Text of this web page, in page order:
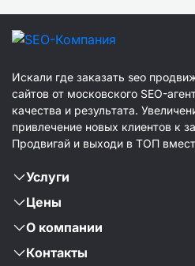
Искали где заказать seo
сайтов от московского SEO-
качества и результата.
привлечение новых клиентов к
Продвигай и выходи в ТОП
Услуги
Цены
О компании
Контакты